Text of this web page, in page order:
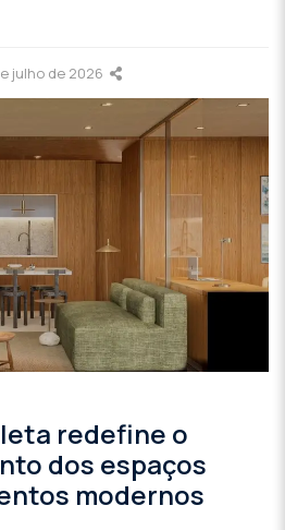
julho de 2026
redefine o
dos espaços
modernos